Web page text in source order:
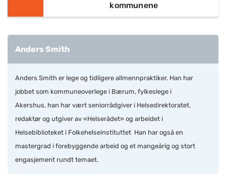
kommunene
Anders Smith
Anders Smith er lege og tidligere allmennpraktiker. Han har
jobbet som kommuneoverlege i Bærum, fylkeslege i
Akershus, han har vært seniorrådgiver i Helsedirektoratet,
redaktør og utgiver av «Helserådet» og arbeidet i
Helsebiblioteket i Folkehelseinstituttet Han har også en
mastergrad i forebyggende arbeid og et mangeårig og stort
engasjement rundt temaet.